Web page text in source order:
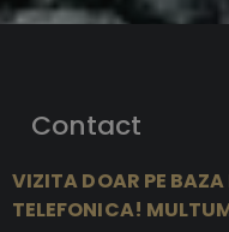
Contact
VIZITA DOAR PE BAZA
TELEFONICA!